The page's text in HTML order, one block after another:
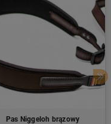
Pas Niggeloh brązowy